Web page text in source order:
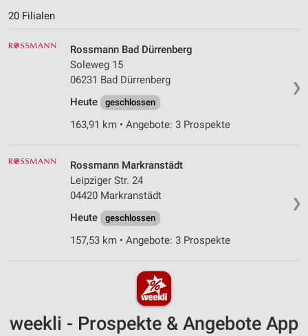
20 Filialen
❯
Rossmann Bad Dürrenberg
Soleweg 15
06231 Bad Dürrenberg
Heute
geschlossen
163,91 km • Angebote: 3 Prospekte
❯
Rossmann Markranstädt
Leipziger Str. 24
04420 Markranstädt
Heute
geschlossen
157,53 km • Angebote: 3 Prospekte
weekli - Prospekte & Angebote App